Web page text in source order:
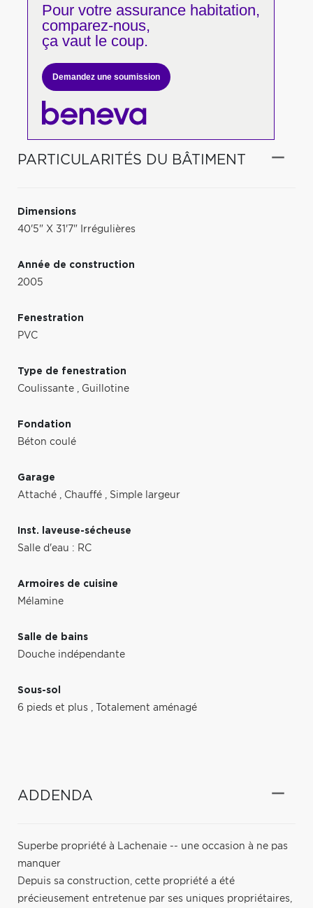
Pour votreassurance habitation,
comparez-nous,
ça vaut le coup.
Demandez une soumission
PARTICULARITÉS DU BÂTIMENT
Dimensions
40'5" X 31'7" Irrégulières
Année de construction
2005
Fenestration
PVC
Type de fenestration
Coulissante , Guillotine
Fondation
Béton coulé
Garage
Attaché , Chauffé , Simple largeur
Inst. laveuse-sécheuse
Salle d'eau : RC
Armoires de cuisine
Mélamine
Salle de bains
Douche indépendante
Sous-sol
6 pieds et plus , Totalement aménagé
ADDENDA
Superbe propriété à Lachenaie -- une occasion à ne pas
manquer
Depuis sa construction, cette propriété a été
précieusement entretenue par ses uniques propriétaires,